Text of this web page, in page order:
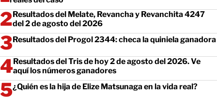
Resultados del Melate, Revancha y Revanchita 4247
del 2 de agosto del 2026
Resultados del Progol 2344: checa la quiniela ganadora
Resultados del Tris de hoy 2 de agosto del 2026. Ve
aquí los números ganadores
¿Quién es la hija de Elize Matsunaga en la vida real?